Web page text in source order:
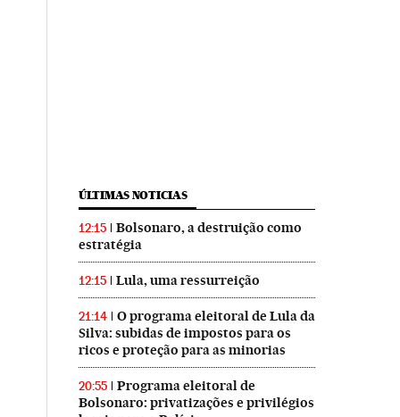
ÚLTIMAS NOTICIAS
12:15
Bolsonaro, a destruição como
estratégia
12:15 Lula, uma ressurreição
21:14
O programa eleitoral de Lula da
Silva: subidas de impostos para os
ricos e proteção para as minorias
20:55
Programa eleitoral de
Bolsonaro: privatizações e privilégios